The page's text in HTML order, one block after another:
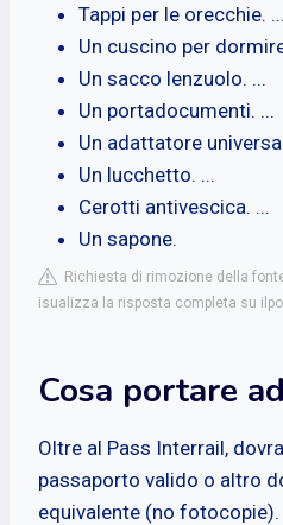
Tappi per le orecchie. ...
Un cuscino per
Un sacco lenzuolo. ...
Un portadocumenti. ...
Un adattatore
Un lucchetto. ...
Cerotti antivescica. ...
Un sapone.
Richiesta di rimozione della
isualizza la risposta completa su
Cosa portare
Oltre al Pass Interrail,
passaporto valido o altro
equivalente (no